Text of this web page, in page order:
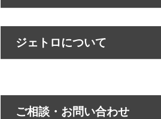
ジェトロについて
ご相談・お問い合わせ